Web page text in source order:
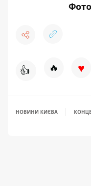
👍 🔥 ♥
НОВИНИ КИЄВА